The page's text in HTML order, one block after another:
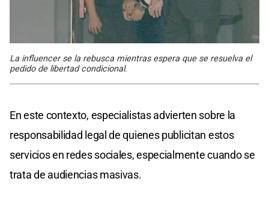
La influencer se la rebusca mientras espera que se resuelva el
pedido de libertad condicional.
En este contexto, especialistas advierten sobre la
responsabilidad legal de quienes publicitan estos
servicios en redes sociales, especialmente cuando se
trata de audiencias masivas.